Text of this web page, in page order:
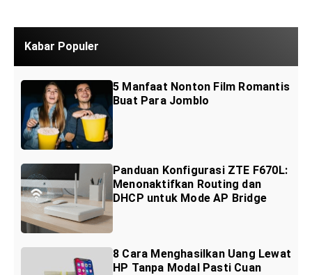
Kabar Populer
5 Manfaat Nonton Film Romantis
Buat Para Jomblo
Panduan Konfigurasi ZTE F670L:
Menonaktifkan Routing dan
DHCP untuk Mode AP Bridge
8 Cara Menghasilkan Uang Lewat
HP Tanpa Modal Pasti Cuan